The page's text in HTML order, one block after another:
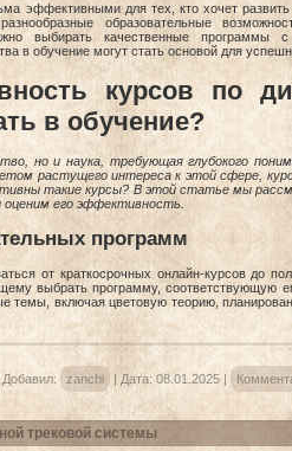
эффективными для тех, кто хочет
образовательные
выбирать качественные
в обучение могут стать основой для
курсов по
в обучение?
но и наука, требующая глубокого
растущего интереса к этой сфере,
такие курсы? В этой статье мы
оценим его эффективность.
программ
от краткосрочных онлайн-курсов до
выбрать программу, соответствующую
темы, включая цветовую теорию,
Добавил: zanchi | Дата: 08.01.2025 |
трековой системы